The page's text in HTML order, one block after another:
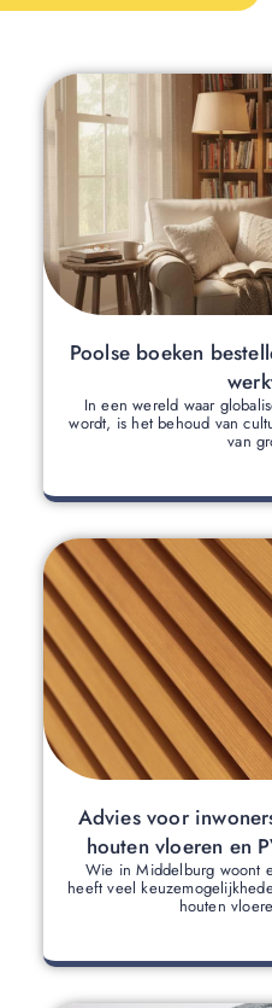
Poolse boeken
In een wereld waar
wordt, is het behoud van
van
Advies voor
houten vloeren en
Wie in Middelburg woont
heeft veel
houten